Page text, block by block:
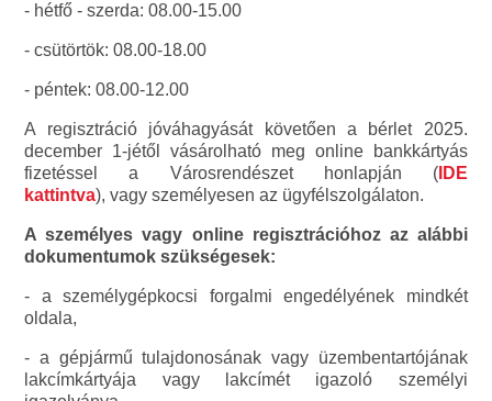
- hétfő - szerda: 08.00-15.00
- csütörtök: 08.00-18.00
- péntek: 08.00-12.00
A regisztráció jóváhagyását követően a bérlet 2025.
december 1-jétől vásárolható meg online bankkártyás
fizetéssel a Városrendészet honlapján (IDE
kattintva), vagy személyesen az ügyfélszolgálaton.
A személyes vagy online regisztrációhoz az alábbi
dokumentumok szükségesek:
- a személygépkocsi forgalmi engedélyének mindkét
oldala,
- a gépjármű tulajdonosának vagy üzembentartójának
lakcímkártyája vagy lakcímét igazoló személyi